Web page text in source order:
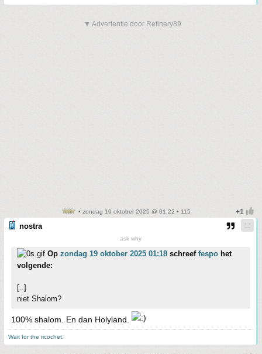
▼ Advertentie door Refinery89
• zondag 19 oktober 2025 @ 01:22 • 115
nostra
ask why
Op zondag 19 oktober 2025 01:18 schreef fespo het
volgende:
[..]
niet Shalom?
100% shalom. En dan Holyland.
Wait for the ricochet.